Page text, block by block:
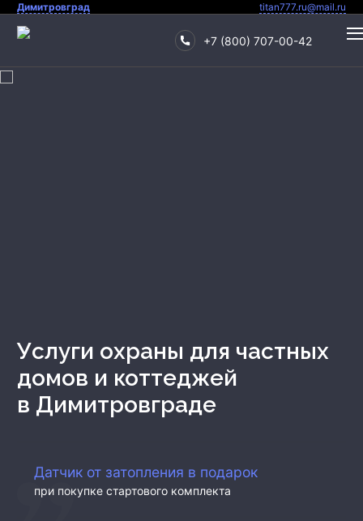
Димитровград titan777.ru@mail.ru
+7 (800) 707-00-42
Охрана дома
Охрана бизнеса
Услуги охраны для частных
домов и коттеджей
в Димитровграде
Датчик от затопления в подарок
при покупке стартового комплекта